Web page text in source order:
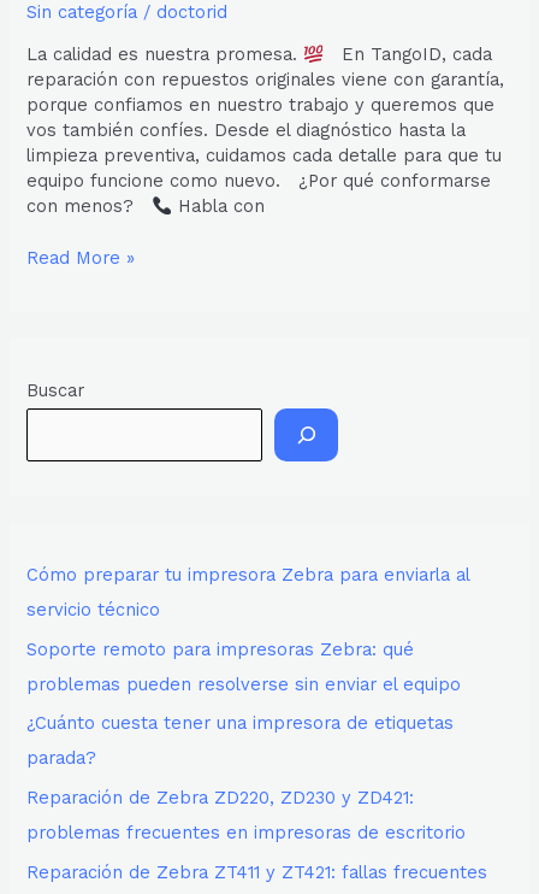
Sin categoría / doctorid
La calidad es nuestra promesa.
En TangoID, cada
reparación con repuestos originales viene con garantía,
porque confiamos en nuestro trabajo y queremos que
vos también confíes. Desde el diagnóstico hasta la
limpieza preventiva, cuidamos cada detalle para que tu
equipo funcione como nuevo. ¿Por qué conformarse
con menos?
Habla con
Read More »
Buscar
Cómo preparar tu impresora Zebra para enviarla al
servicio técnico
Soporte remoto para impresoras Zebra: qué
problemas pueden resolverse sin enviar el equipo
¿Cuánto cuesta tener una impresora de etiquetas
parada?
Reparación de Zebra ZD220, ZD230 y ZD421:
problemas frecuentes en impresoras de escritorio
Reparación de Zebra ZT411 y ZT421: fallas frecuentes